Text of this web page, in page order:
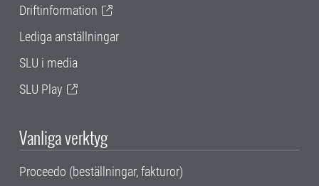
Driftinformation
Lediga anställningar
SLU i media
SLU Play
Vanliga verktyg
Proceedo (beställningar, fakturor)